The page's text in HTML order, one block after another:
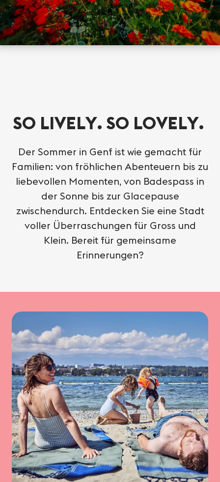
SO LIVELY. SO LOVELY.
Der Sommer in Genf ist wie gemacht für
Familien: von fröhlichen Abenteuern bis zu
liebevollen Momenten, von Badespass in
der Sonne bis zur Glacepause
zwischendurch. Entdecken Sie eine Stadt
voller Überraschungen für Gross und
Klein. Bereit für gemeinsame
Erinnerungen?